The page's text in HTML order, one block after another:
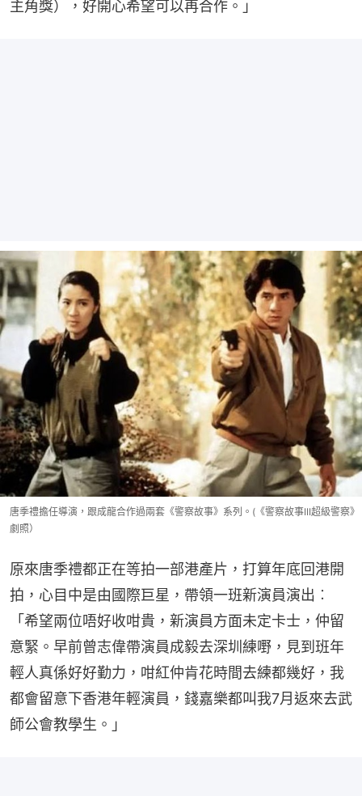
主角獎），好開心希望可以再合作。」
唐季禮擔任導演，跟成龍合作過兩套《警察故事》系列。(《警察故事III超級警察》
劇照）
原來唐季禮都正在等拍一部港產片，打算年底回港開
拍，心目中是由國際巨星，帶領一班新演員演出︰
「希望兩位唔好收咁貴，新演員方面未定卡士，仲留
意緊。早前曾志偉帶演員成毅去深圳練嘢，見到班年
輕人真係好好勤力，咁紅仲肯花時間去練都幾好，我
都會留意下香港年輕演員，錢嘉樂都叫我7月返來去武
師公會教學生。」